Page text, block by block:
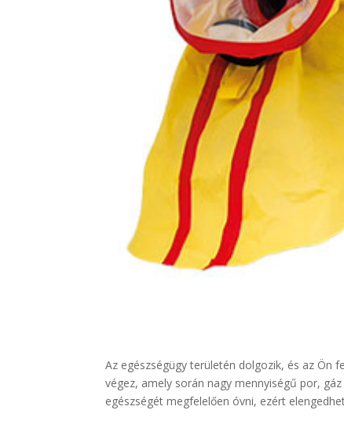
Az egészségügy területén dolgozik, és az Ön
végez, amely során nagy mennyiségű por,
egészségét megfelelően óvni, ezért